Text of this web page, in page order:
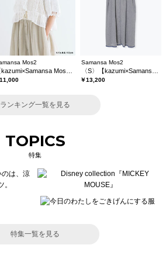
Mos2 Samansa Mos2
￥13,200
ランキング一覧を見る
TOPICS
特集
特集一覧を見る